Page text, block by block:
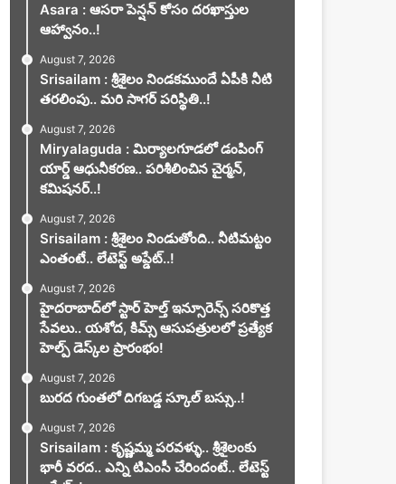
Asara : ఆసరా పెన్షన్ కోసం దరఖాస్తుల
ఆహ్వానం..!
August 7, 2026
Srisailam : శ్రీశైలం నిండకముందే ఏపీకి నీటి
తరలింపు.. మరి సాగర్ పరిస్థితి..!
August 7, 2026
Miryalaguda : మిర్యాలగూడలో డంపింగ్
యార్డ్ ఆధునీకరణ.. పరిశీలించిన చైర్మన్,
కమిషనర్..!
August 7, 2026
Srisailam : శ్రీశైలం నిండుతోంది.. నీటిమట్టం
ఎంతంటే.. లేటెస్ట్ అప్డేట్..!
August 7, 2026
హైదరాబాద్‌లో స్టార్ హెల్త్ ఇన్సూరెన్స్ సరికొత్త
సేవలు.. యశోద, కిమ్స్ ఆసుపత్రులలో ప్రత్యేక
హెల్ప్ డెస్క్‌ల ప్రారంభం!
August 7, 2026
బురద గుంతలో దిగబడ్డ స్కూల్ బస్సు..!
August 7, 2026
Srisailam : కృష్ణమ్మ పరవళ్ళు.. శ్రీశైలంకు
భారీ వరద.. ఎన్ని టిఎంసీ చేరిందంటే.. లేటెస్ట్